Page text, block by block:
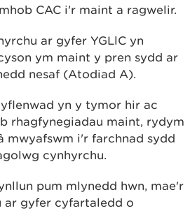
CAC i'r maint a ragwelir.
ar gyfer YGLlC yn
ym maint y pren sydd ar
nesaf (Atodiad A).
yn y tymor hir ac
rhagfynegiadau maint, rydym
mwyafswm i'r farchnad sydd
cynhyrchu.
pum mlynedd hwn, mae'r
ar gyfer cyfartaledd o